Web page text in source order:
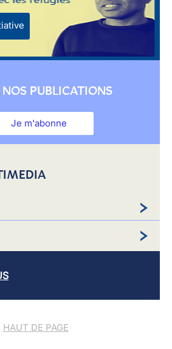
PUBLICATIONS
Je m'abonne
HAUT DE PAGE